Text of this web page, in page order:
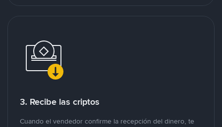
3. Recibe las criptos
Cuando el vendedor confirme la recepción del dinero, te